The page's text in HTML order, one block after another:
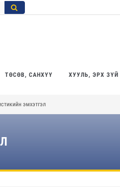
ТӨСӨВ, САНХҮҮ ХУУЛЬ, ЭРХ ЗҮЙ
эмхэтгэл